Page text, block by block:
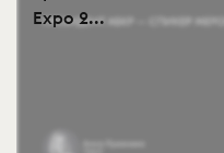
Expo 2...